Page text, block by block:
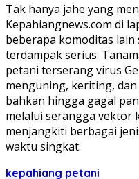
Tak hanya jahe yang
Kepahiangnews.com di
beberapa komoditas
terdampak serius.
petani terserang virus
menguning, keriting,
bahkan hingga gagal
melalui serangga vektor
menjangkiti berbagai
waktu singkat.
kepahiang petani